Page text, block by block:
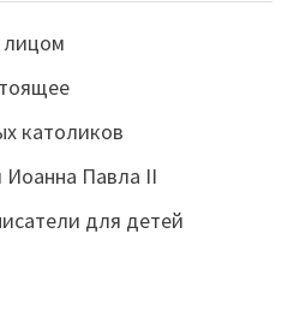
лицом
католиков
Иоанна Павла II
для детей